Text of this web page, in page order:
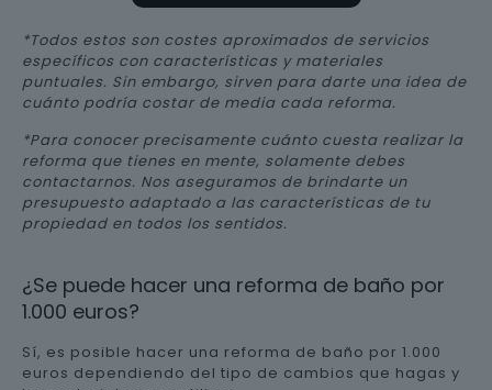
*Todos estos son costes aproximados de servicios
específicos con características y materiales
puntuales. Sin embargo, sirven para darte una idea de
cuánto podría costar de media cada reforma.
*Para conocer precisamente cuánto cuesta realizar la
reforma que tienes en mente, solamente debes
contactarnos. Nos aseguramos de brindarte un
presupuesto adaptado a las características de tu
propiedad en todos los sentidos.
¿Se puede hacer una reforma de baño por
1.000 euros?
Sí, es posible hacer una reforma de baño por 1.000
euros dependiendo del tipo de cambios que hagas y